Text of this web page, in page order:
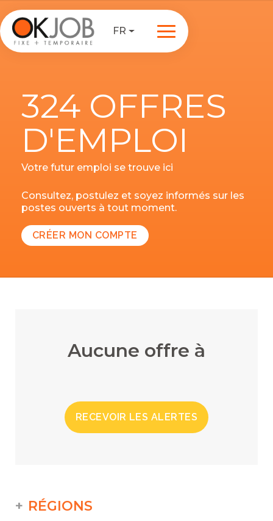
FR
324 OFFRES
D'EMPLOI
Votre futur emploi se trouve ici
Consultez, postulez et soyez informés sur les
postes ouverts à tout moment.
CRÉER MON COMPTE
Aucune offre à
RECEVOIR LES ALERTES
RÉGIONS